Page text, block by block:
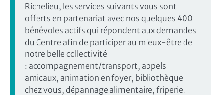
Richelieu, les services suivants vous sont
offerts en partenariat avec nos quelques 400
bénévoles actifs qui répondent aux demandes
du Centre afin de participer au mieux-être de
notre belle collectivité
: accompagnement/transport, appels
amicaux, animation en foyer, bibliothèque
chez vous, dépannage alimentaire, friperie.